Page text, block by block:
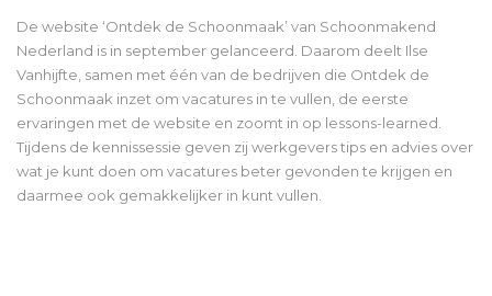
De website ‘Ontdek de Schoonmaak’ van Schoonmakend
Nederland is in september gelanceerd. Daarom deelt Ilse
Vanhijfte, samen met één van de bedrijven die Ontdek de
Schoonmaak inzet om vacatures in te vullen, de eerste
ervaringen met de website en zoomt in op lessons-learned.
Tijdens de kennissessie geven zij werkgevers tips en advies over
wat je kunt doen om vacatures beter gevonden te krijgen en
daarmee ook gemakkelijker in kunt vullen.